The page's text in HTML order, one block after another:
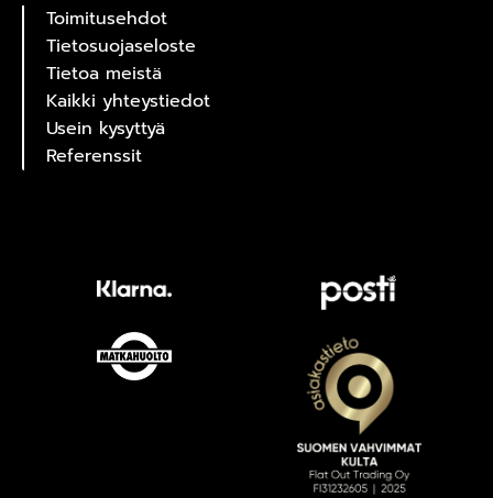
Toimitusehdot
Tietosuojaseloste
Tietoa meistä
Kaikki yhteystiedot
Usein kysyttyä
Referenssit